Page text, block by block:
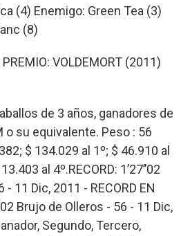
(4) Enemigo: Green Tea (3)
(8)
VOLDEMORT (2011)
de 3 años, ganadores de
o su equivalente. Peso : 56
$ 134.029 al 1º; $ 46.910 al
al 4º.RECORD: 1’27’’02
11 Dic, 2011 - RECORD EN
Brujo de Olleros - 56 - 11 Dic,
Segundo, Tercero,